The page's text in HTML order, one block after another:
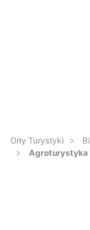
Orły Turystyki
Agroturystyka